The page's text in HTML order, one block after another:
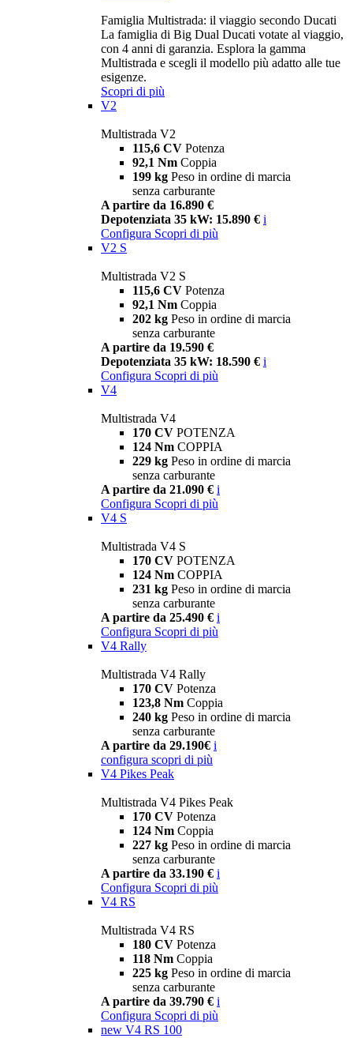
Famiglia Multistrada: il viaggio secondo Ducati
La famiglia di Big Dual Ducati votate al viaggio,
con 4 anni di garanzia. Esplora la gamma
Multistrada e scegli il modello più adatto alle tue
esigenze.
Scopri di più
V2
Multistrada V2
115,6 CV Potenza
92,1 Nm Coppia
199 kg Peso in ordine di marcia
senza carburante
A partire da 16.890 €
Depotenziata 35 kW: 15.890 € i
Configura Scopri di più
V2 S
Multistrada V2 S
115,6 CV Potenza
92,1 Nm Coppia
202 kg Peso in ordine di marcia
senza carburante
A partire da 19.590 €
Depotenziata 35 kW: 18.590 € i
Configura Scopri di più
V4
Multistrada V4
170 CV POTENZA
124 Nm COPPIA
229 kg Peso in ordine di marcia
senza carburante
A partire da 21.090 € i
Configura Scopri di più
V4 S
Multistrada V4 S
170 CV POTENZA
124 Nm COPPIA
231 kg Peso in ordine di marcia
senza carburante
A partire da 25.490 € i
Configura Scopri di più
V4 Rally
Multistrada V4 Rally
170 CV Potenza
123,8 Nm Coppia
240 kg Peso in ordine di marcia
senza carburante
A partire da 29.190€ i
configura scopri di più
V4 Pikes Peak
Multistrada V4 Pikes Peak
170 CV Potenza
124 Nm Coppia
227 kg Peso in ordine di marcia
senza carburante
A partire da 33.190 € i
Configura Scopri di più
V4 RS
Multistrada V4 RS
180 CV Potenza
118 Nm Coppia
225 kg Peso in ordine di marcia
senza carburante
A partire da 39.790 € i
Configura Scopri di più
new V4 RS 100